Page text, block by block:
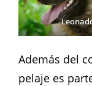
Además del
pelaje es